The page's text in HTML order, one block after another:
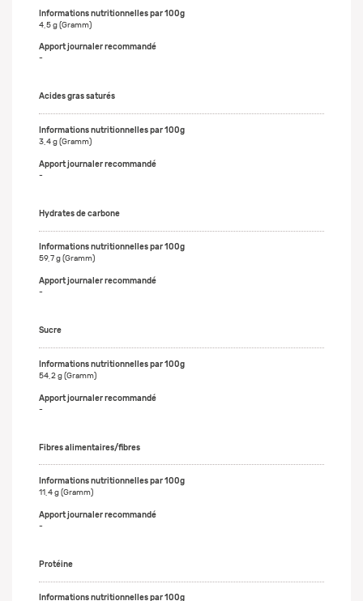
4,5 g (Gramm)
-
Acides gras saturés
3,4 g (Gramm)
-
Hydrates de carbone
59,7 g (Gramm)
-
Sucre
54,2 g (Gramm)
-
Fibres alimentaires/fibres
11,4 g (Gramm)
-
Protéine